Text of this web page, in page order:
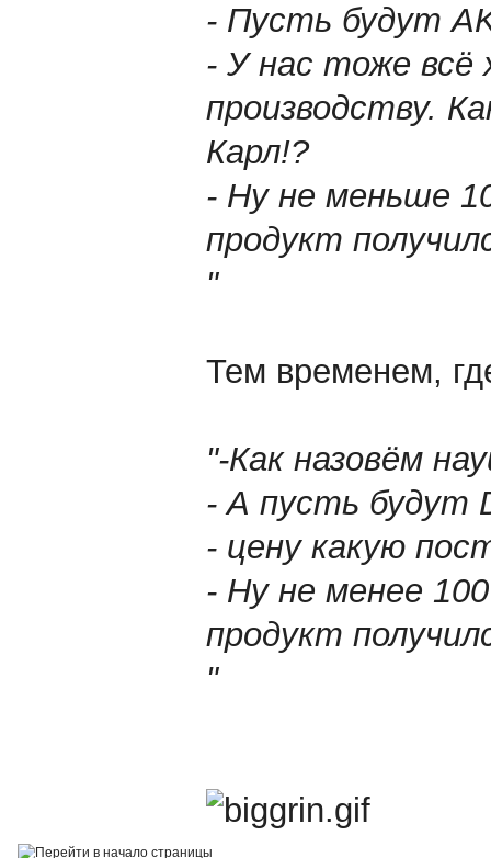
- Пусть будут
- У нас тоже всё
производству.
Карл!?
- Ну не меньше
продукт
"
Тем временем,
"-Как назовём
- А пусть будут
- цену какую
- Ну не менее
продукт
"